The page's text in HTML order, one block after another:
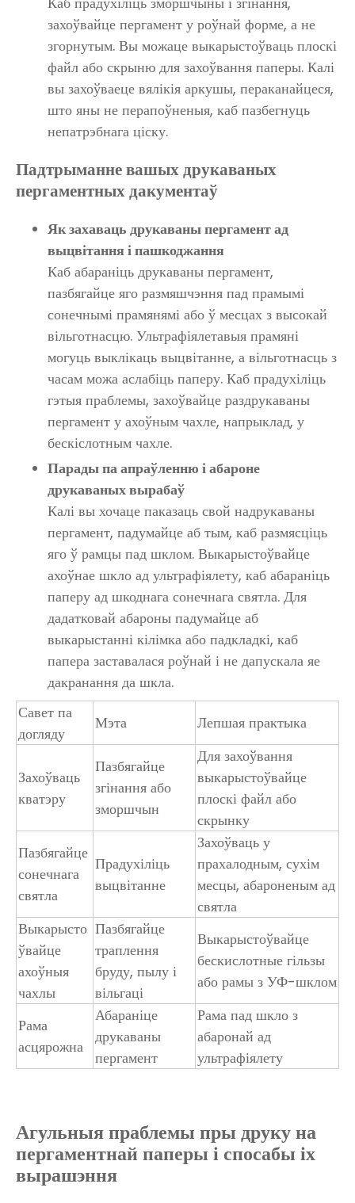
захоўвайце пергамент у роўнай форме, а не
згорнутым. Вы можаце выкарыстоўваць плоскі
файл або скрыню для захоўвання паперы. Калі
вы захоўваеце вялікія аркушы, пераканайцеся,
што яны не перапоўненыя, каб пазбегнуць
непатрэбнага ціску.
Падтрыманне вашых друкаваных
пергаментных дакументаў
Як захаваць друкаваны пергамент ад
выцвітання і пашкоджання
Каб абараніць друкаваны пергамент,
пазбягайце яго размяшчэння пад прамымі
сонечнымі прамянямі або ў месцах з высокай
вільготнасцю. Ультрафіялетавыя прамяні
могуць выклікаць выцвітанне, а вільготнасць з
часам можа аслабіць паперу. Каб прадухіліць
гэтыя праблемы, захоўвайце раздрукаваны
пергамент у ахоўным чахле, напрыклад, у
бескіслотным чахле.
Парады па апраўленню і абароне
друкаваных вырабаў
Калі вы хочаце паказаць свой надрукаваны
пергамент, падумайце аб тым, каб размясціць
яго ў рамцы пад шклом. Выкарыстоўвайце
ахоўнае шкло ад ультрафіялету, каб абараніць
паперу ад шкоднага сонечнага святла. Для
дадатковай абароны падумайце аб
выкарыстанні кілімка або падкладкі, каб
папера заставалася роўнай і не дапускала яе
дакранання да шкла.
Савет па
догляду
Мэта Лепшая практыка
Захоўваць
кватэру
Пазбягайце
згінання або
зморшчын
Для захоўвання
выкарыстоўвайце
плоскі файл або
скрынку
Пазбягайце
сонечнага
святла
Прадухіліць
выцвітанне
Захоўваць у
прахалодным, сухім
месцы, абароненым ад
святла
Выкарысто
ўвайце
ахоўныя
чахлы
Пазбягайце
траплення
бруду, пылу і
вільгаці
Выкарыстоўвайце
бескислотные гільзы
або рамы з УФ-шклом
Рама
асцярожна
Абараніце
друкаваны
пергамент
Рама пад шкло з
абаронай ад
ультрафіялету
Агульныя праблемы пры друку на
пергаментнай паперы і спосабы іх
вырашэння